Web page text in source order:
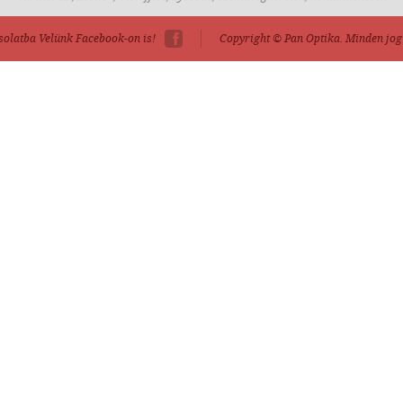
Velünk Facebook-on is! Copyright © Pan Optika. Minden